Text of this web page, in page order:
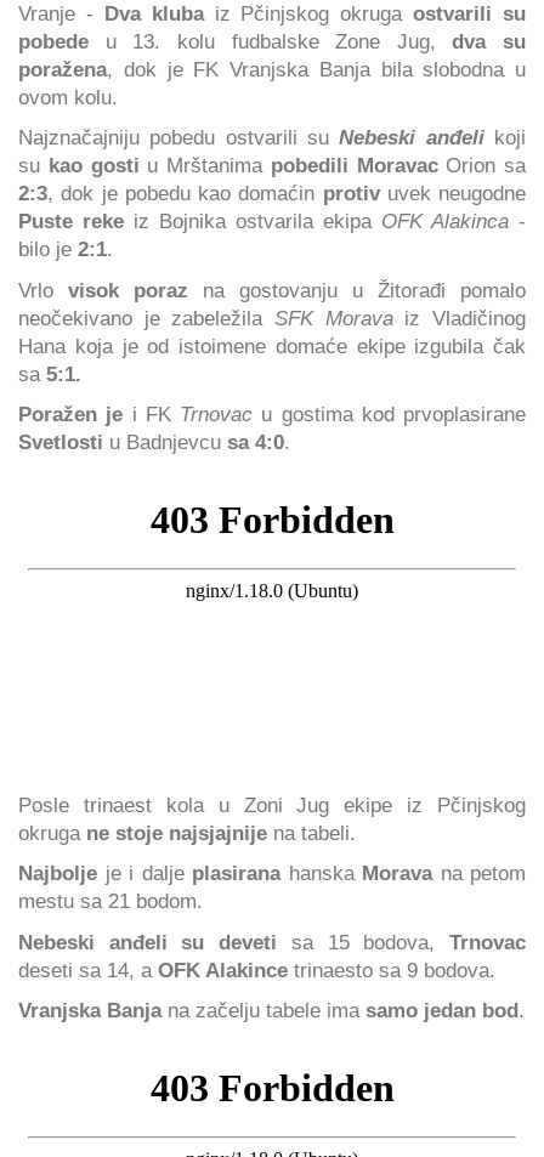
Vranje - Dva klubaiz Pčinjskog okrugaostvarili su
pobede u 13. kolu fudbalske Zone Jug,dva su
poražena, dok je FK Vranjska Banja bila slobodna u
ovom kolu.
Najznačajniju pobedu ostvarili suNebeski anđelikoji
su kao gosti u Mrštanima pobedili MoravacOrion sa
2:3, dok je pobedu kao domaćin protiv uvek neugodne
Puste reke iz Bojnika ostvarila ekipa OFK Alakinca -
bilo je 2:1.
Vrlo visok poraz na gostovanju u Žitorađi pomalo
neočekivano je zabeležila SFK Moravaiz Vladičinog
Hana koja je od istoimene domaće ekipe izgubila čak
sa 5:1.
Poražen je i FK Trnovac u gostima kod prvoplasirane
Svetlosti u Badnjevcu sa 4:0.
Posle trinaest kola u Zoni Jug ekipe iz Pčinjskog
okruga ne stoje najsjajnije na tabeli.
Najbolje je i daljeplasiranahanska Moravana petom
mestu sa 21 bodom.
Nebeski anđeli su deveti sa 15 bodova, Trnovac
deseti sa 14, a OFK Alakince trinaesto sa 9 bodova.
Vranjska Banja na začelju tabele ima samo jedan bod .